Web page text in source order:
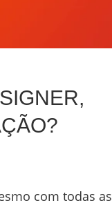
com todas as